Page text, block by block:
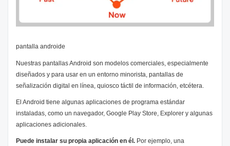
pantalla androide
Nuestras pantallas Android son modelos comerciales, especialmente
diseñados y para usar en un entorno minorista, pantallas de
señalización digital en línea, quiosco táctil de información, etcétera.
El Android tiene algunas aplicaciones de programa estándar
instaladas, como un navegador, Google Play Store, Explorer y algunas
aplicaciones adicionales.
Puede instalar su propia aplicación en él. Por ejemplo, una